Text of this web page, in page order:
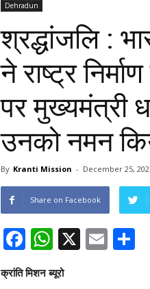
Dehradun
श्रद्धांजलि :
ने राष्ट्र
पर मुख्यमंत्री
उनको नमन
By Kranti Mission - December 25,
Share on Facebook
Facebook
WhatsApp
X Email
क्रांति मिशन ब्यूरो